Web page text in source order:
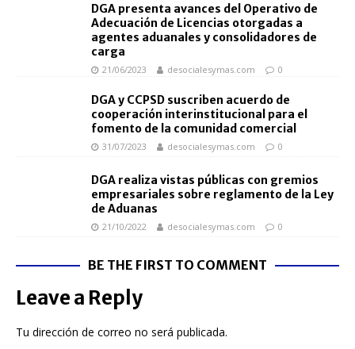
DGA presenta avances del Operativo de
Adecuación de Licencias otorgadas a
agentes aduanales y consolidadores de
carga
21/06/2023 desocialesymas.com 0
DGA y CCPSD suscriben acuerdo de
cooperación interinstitucional para el
fomento de la comunidad comercial
31/07/2023 desocialesymas.com 0
DGA realiza vistas públicas con gremios
empresariales sobre reglamento de la Ley
de Aduanas
21/10/2022 desocialesymas.com 0
BE THE FIRST TO COMMENT
Leave a Reply
Tu dirección de correo no será publicada.